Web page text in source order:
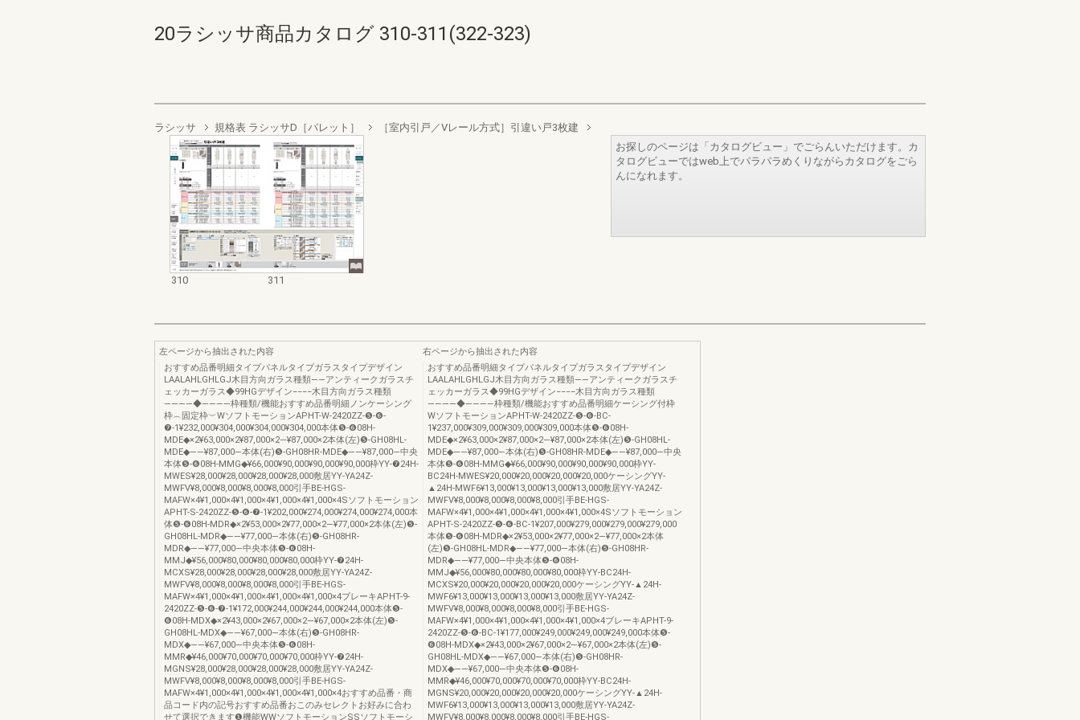
20ラシッサ商品カタログ 310-311(322-323)
ラシッサ 規格表 ラシッサD［パレット］ ［室内引戸／Vレール方式］引違い戸3枚建
310 311
お探しのページは「カタログビュー」でごらんいただけます。カ
タログビューではweb上でパラパラめくりながらカタログをごら
んになれます。
左ページから抽出された内容
おすすめ品番明細タイプパネルタイプガラスタイプデザイン
LAALAHLGHLGJ木目方向ガラス種類――アンティークガラスチ
ェッカーガラス◆99HGデザイン−−−−木目方向ガラス種類
――――◆――――枠種類/機能おすすめ品番明細ノンケーシング
枠︵固定枠︶WソフトモーションAPHT-W-2420ZZ-❺-❻-
❼-1¥232,000¥304,000¥304,000¥304,000本体❺-❻08H-
MDE◆×2¥63,000×2¥87,000×2―¥87,000×2本体(左)❺-GH08HL-
MDE◆――¥87,000―本体(右)❺-GH08HR-MDE◆――¥87,000―中央
本体❺-❻08H-MMG◆¥66,000¥90,000¥90,000¥90,000枠YY-❼24H-
MWES¥28,000¥28,000¥28,000¥28,000敷居YY-YA24Z-
MWFV¥8,000¥8,000¥8,000¥8,000引手BE-HGS-
MAFW×4¥1,000×4¥1,000×4¥1,000×4¥1,000×4Sソフトモーション
APHT-S-2420ZZ-❺-❻-❼-1¥202,000¥274,000¥274,000¥274,000本
体❺-❻08H-MDR◆×2¥53,000×2¥77,000×2―¥77,000×2本体(左)❺-
GH08HL-MDR◆――¥77,000―本体(右)❺-GH08HR-
MDR◆――¥77,000―中央本体❺-❻08H-
MMJ◆¥56,000¥80,000¥80,000¥80,000枠YY-❼24H-
MCXS¥28,000¥28,000¥28,000¥28,000敷居YY-YA24Z-
MWFV¥8,000¥8,000¥8,000¥8,000引手BE-HGS-
MAFW×4¥1,000×4¥1,000×4¥1,000×4¥1,000×4ブレーキAPHT-9-
2420ZZ-❺-❻-❼-1¥172,000¥244,000¥244,000¥244,000本体❺-
❻08H-MDX◆×2¥43,000×2¥67,000×2―¥67,000×2本体(左)❺-
GH08HL-MDX◆――¥67,000―本体(右)❺-GH08HR-
MDX◆――¥67,000―中央本体❺-❻08H-
MMR◆¥46,000¥70,000¥70,000¥70,000枠YY-❼24H-
MGNS¥28,000¥28,000¥28,000¥28,000敷居YY-YA24Z-
MWFV¥8,000¥8,000¥8,000¥8,000引手BE-HGS-
MAFW×4¥1,000×4¥1,000×4¥1,000×4¥1,000×4おすすめ品番・商
品コード内の記号おすすめ品番おこのみセレクトお好みに合わ
せて選択できます❶機能WWソフトモーションSSソフトモーシ
右ページから抽出された内容
おすすめ品番明細タイプパネルタイプガラスタイプデザイン
LAALAHLGHLGJ木目方向ガラス種類――アンティークガラスチ
ェッカーガラス◆99HGデザイン−−−−木目方向ガラス種類
――――◆――――枠種類/機能おすすめ品番明細ケーシング付枠
WソフトモーションAPHT-W-2420ZZ-❺-❻-BC-
1¥237,000¥309,000¥309,000¥309,000本体❺-❻08H-
MDE◆×2¥63,000×2¥87,000×2―¥87,000×2本体(左)❺-GH08HL-
MDE◆――¥87,000―本体(右)❺-GH08HR-MDE◆――¥87,000―中央
本体❺-❻08H-MMG◆¥66,000¥90,000¥90,000¥90,000枠YY-
BC24H-MWES¥20,000¥20,000¥20,000¥20,000ケーシングYY-
▲24H-MWF6¥13,000¥13,000¥13,000¥13,000敷居YY-YA24Z-
MWFV¥8,000¥8,000¥8,000¥8,000引手BE-HGS-
MAFW×4¥1,000×4¥1,000×4¥1,000×4¥1,000×4Sソフトモーション
APHT-S-2420ZZ-❺-❻-BC-1¥207,000¥279,000¥279,000¥279,000
本体❺-❻08H-MDR◆×2¥53,000×2¥77,000×2―¥77,000×2本体
(左)❺-GH08HL-MDR◆――¥77,000―本体(右)❺-GH08HR-
MDR◆――¥77,000―中央本体❺-❻08H-
MMJ◆¥56,000¥80,000¥80,000¥80,000枠YY-BC24H-
MCXS¥20,000¥20,000¥20,000¥20,000ケーシングYY-▲24H-
MWF6¥13,000¥13,000¥13,000¥13,000敷居YY-YA24Z-
MWFV¥8,000¥8,000¥8,000¥8,000引手BE-HGS-
MAFW×4¥1,000×4¥1,000×4¥1,000×4¥1,000×4ブレーキAPHT-9-
2420ZZ-❺-❻-BC-1¥177,000¥249,000¥249,000¥249,000本体❺-
❻08H-MDX◆×2¥43,000×2¥67,000×2―¥67,000×2本体(左)❺-
GH08HL-MDX◆――¥67,000―本体(右)❺-GH08HR-
MDX◆――¥67,000―中央本体❺-❻08H-
MMR◆¥46,000¥70,000¥70,000¥70,000枠YY-BC24H-
MGNS¥20,000¥20,000¥20,000¥20,000ケーシングYY-▲24H-
MWF6¥13,000¥13,000¥13,000¥13,000敷居YY-YA24Z-
MWFV¥8,000¥8,000¥8,000¥8,000引手BE-HGS-